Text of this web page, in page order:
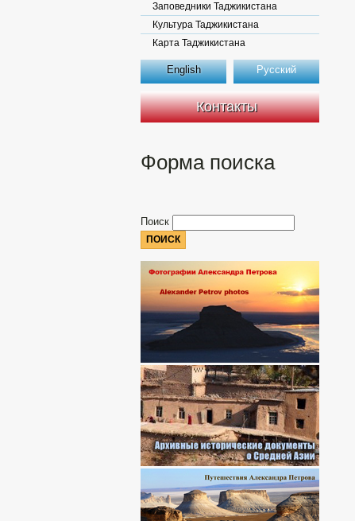
Заповедники Таджикистана
Культура Таджикистана
Карта Таджикистана
English Русский
Контакты
Форма поиска
Поиск